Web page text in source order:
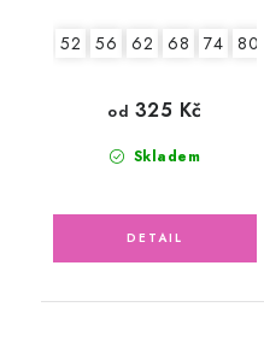
52 56 62 68 74 80
Skladem
od 325 Kč